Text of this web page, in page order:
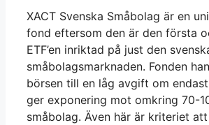
XACT Svenska Småbolag är en
fond eftersom den är den första
ETF’en inriktad på just den
småbolagsmarknaden. Fonden
börsen till en låg avgift om
ger exponering mot omkring 70-
småbolag. Även här är kriteriet